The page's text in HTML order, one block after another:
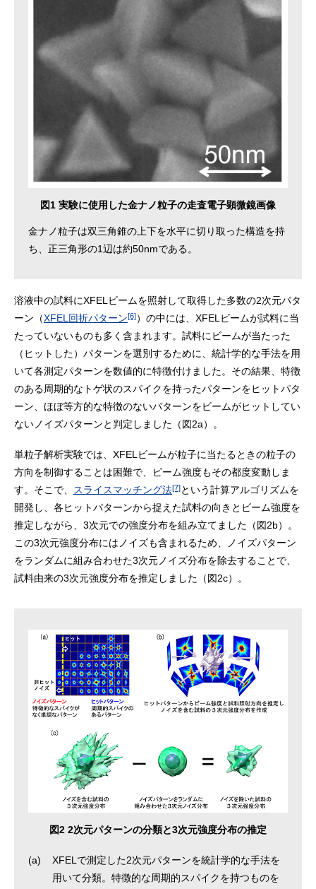
図1 実験に使用した金ナノ粒子の走査電子顕微鏡画像
金ナノ粒子は双三角錐の上下を水平に切り取った構造を持
ち、正三角形の1辺は約50nmである。
溶液中の試料にXFELビームを照射して取得した多数の2次元パタ
ーン（XFEL回折パターン[6]）の中には、XFELビームが試料に当
たっていないものも多く含まれます。試料にビームが当たった
（ヒットした）パターンを選別するために、統計学的な手法を用
いて各測定パターンを数値的に特徴付けました。その結果、特徴
のある周期的なトゲ状のスパイクを持ったパターンをヒットパタ
ーン、ほぼ等方的な特徴のないパターンをビームがヒットしてい
ないノイズパターンと判定しました（図2a）。
単粒子解析実験では、XFELビームが粒子に当たるときの粒子の
方向を制御することは困難で、ビーム強度もその都度変動しま
す。そこで、
スライスマッチング法[7]という計算アルゴリズムを
開発し、各ヒットパターンから捉えた試料の向きとビーム強度を
推定しながら、3次元での強度分布を組み立てました（図2b）。
この3次元強度分布にはノイズも含まれるため、ノイズパターン
をランダムに組み合わせた3次元ノイズ分布を除去することで、
試料由来の3次元強度分布を推定しました（図2c）。
図2 2次元パターンの分類と3次元強度分布の推定
(a)
XFELで測定した2次元パターンを統計学的な手法を
用いて分類。特徴的な周期的スパイクを持つものを